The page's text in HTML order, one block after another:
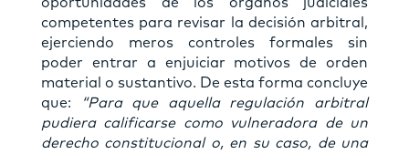
competentes para revisar la decisión arbitral,
ejerciendo meros controles formales sin
poder entrar a enjuiciar motivos de orden
material o sustantivo. De esta forma concluye
que:
“Para que aquella regulación arbitral
pudiera calificarse como vulneradora de un
derecho constitucional o, en su caso, de una